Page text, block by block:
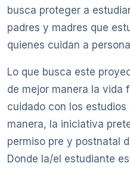
busca proteger a
padres y madres que
quienes cuidan a
Lo que busca este
de mejor manera la vida
cuidado con los estudios
manera, la iniciativa
permiso pre y postnatal
Donde la/el estudiante